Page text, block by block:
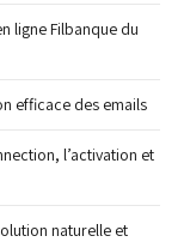
ligne Filbanque du
efficace des emails
l’activation et
naturelle et